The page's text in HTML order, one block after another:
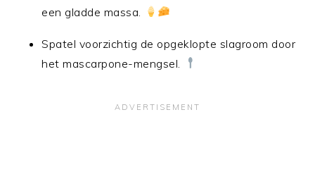
een gladde massa.
Spatel voorzichtig de opgeklopte slagroom door
het mascarpone-mengsel.